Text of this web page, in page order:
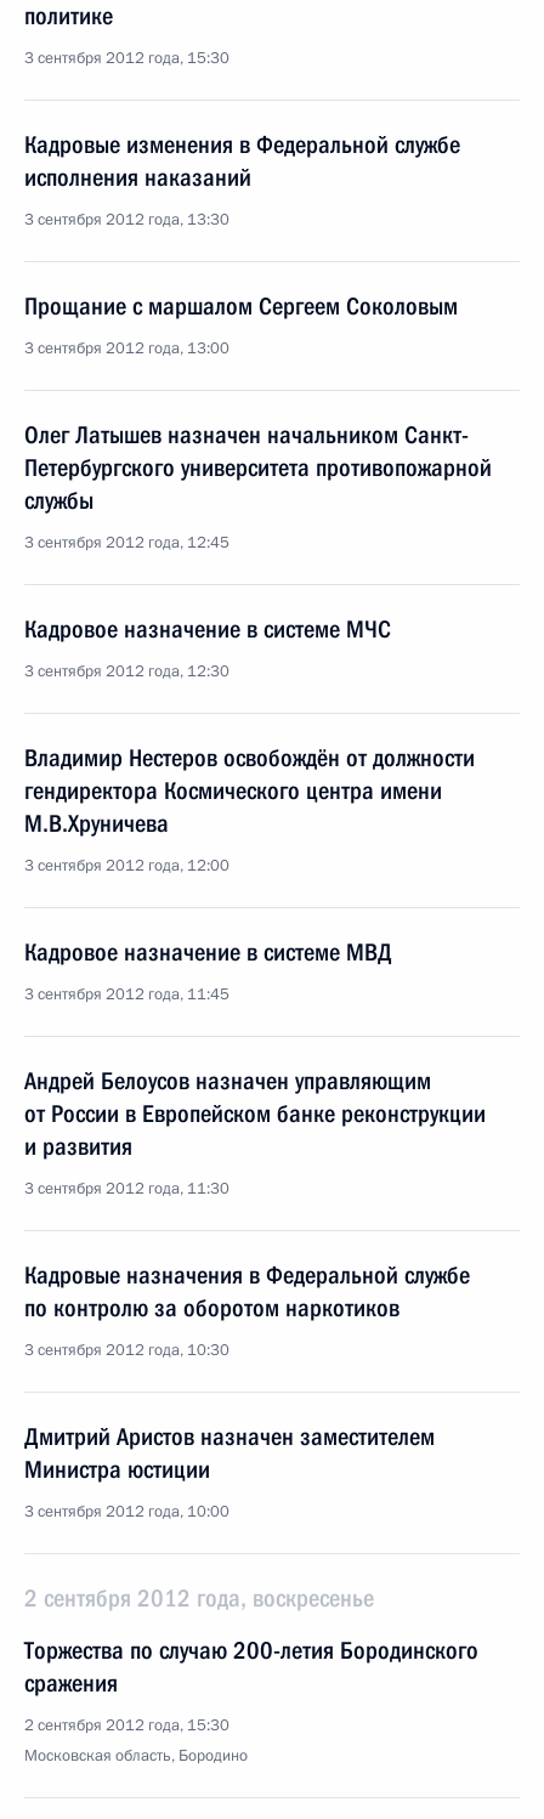
политике
3 сентября 2012 года, 15:30
Кадровые изменения в Федеральной службе
исполнения наказаний
3 сентября 2012 года, 13:30
Прощание с маршалом Сергеем Соколовым
3 сентября 2012 года, 13:00
Олег Латышев назначен начальником Санкт-
Петербургского университета противопожарной
службы
3 сентября 2012 года, 12:45
Кадровое назначение в системе МЧС
3 сентября 2012 года, 12:30
Владимир Нестеров освобождён от должности
гендиректора Космического центра имени
М.В.Хруничева
3 сентября 2012 года, 12:00
Кадровое назначение в системе МВД
3 сентября 2012 года, 11:45
Андрей Белоусов назначен управляющим
от России в Европейском банке реконструкции
и развития
3 сентября 2012 года, 11:30
Кадровые назначения в Федеральной службе
по контролю за оборотом наркотиков
3 сентября 2012 года, 10:30
Дмитрий Аристов назначен заместителем
Министра юстиции
3 сентября 2012 года, 10:00
2 сентября 2012 года, воскресенье
Торжества по случаю 200-летия Бородинского
сражения
2 сентября 2012 года, 15:30
Московская область, Бородино